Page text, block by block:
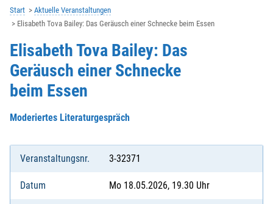
Start
Aktuelle Veranstaltungen
Elisabeth Tova Bailey: Das Geräusch einer Schnecke beim Essen
Elisabeth Tova Bailey: Das
Geräusch einer Schnecke
beim Essen
Moderiertes Literaturgespräch
Veranstaltungsnr. 3-32371
Datum Mo 18.05.2026, 19.30 Uhr